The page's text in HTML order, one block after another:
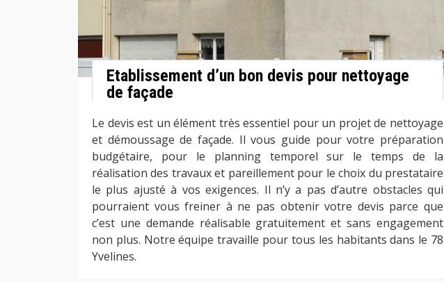
Etablissement d’un bon devis pour nettoyage
de façade
Le devis est un élément très essentiel pour un projet de nettoyage
et démoussage de façade. Il vous guide pour votre préparation
budgétaire, pour le planning temporel sur le temps de la
réalisation des travaux et pareillement pour le choix du prestataire
le plus ajusté à vos exigences. Il n’y a pas d’autre obstacles qui
pourraient vous freiner à ne pas obtenir votre devis parce que
c’est une demande réalisable gratuitement et sans engagement
non plus. Notre équipe travaille pour tous les habitants dans le 78
Yvelines.